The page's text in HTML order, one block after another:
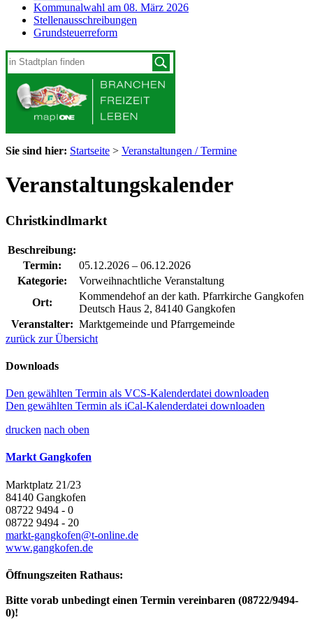
Kommunalwahl am 08. März 2026
Stellenausschreibungen
Grundsteuerreform
Sie sind hier: Startseite > Veranstaltungen / Termine
Veranstaltungskalender
Christkindlmarkt
Beschreibung:
Termin:
05.12.2026 – 06.12.2026
Kategorie:
Vorweihnachtliche Veranstaltung
Ort:
Kommendehof an der kath. Pfarrkirche Gangkofen
Deutsch Haus 2, 84140 Gangkofen
Veranstalter: Marktgemeinde und Pfarrgemeinde
zurück zur Übersicht
Downloads
Den gewählten Termin als VCS-Kalenderdatei downloaden
Den gewählten Termin als iCal-Kalenderdatei downloaden
drucken nach oben
Markt Gangkofen
Marktplatz 21/23
84140 Gangkofen
08722 9494 - 0
08722 9494 - 20
markt-gangkofen@t-online.de
www.gangkofen.de
Öffnungszeiten Rathaus:
Bitte vorab unbedingt einen Termin vereinbaren (08722/9494-
0)!